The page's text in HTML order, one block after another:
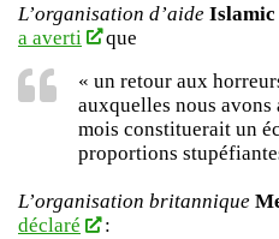
L’organisation d’aide Islamic
a averti
que
« un retour aux
auxquelles nous avons
mois constituerait un
proportions
L’organisation britannique
déclaré
: